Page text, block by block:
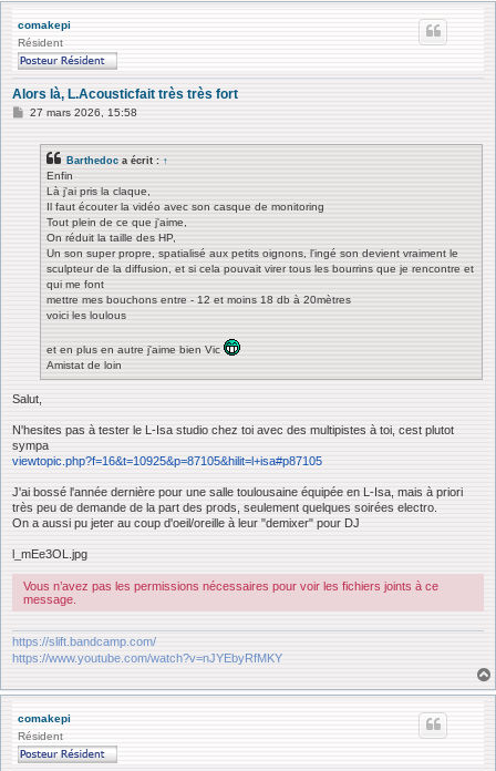
comakepi
Résident
Alors là, L.Acousticfait très très fort
M27 mars 2026, 15:58
Barthedoc a écrit : ↑
Enfin
Là j'ai pris la claque,
Il faut écouter la vidéo avec son casque de monitoring
Tout plein de ce que j'aime,
On réduit la taille des HP,
Un son super propre, spatialisé aux petits oignons, l'ingé son devient vraiment le
sculpteur de la diffusion, et si cela pouvait virer tous les bourrins que je rencontre et
qui me font
mettre mes bouchons entre - 12 et moins 18 db à 20mètres
voici les loulous
et en plus en autre j'aime bien Vic
Amistat de loin
Salut,
N'hesites pas à tester le L-Isa studio chez toi avec des multipistes à toi, cest plutot
sympa
viewtopic.php?f=16&t=10925&p=87105&hilit=l+isa#p87105
J'ai bossé l'année dernière pour une salle toulousaine équipée en L-Isa, mais à priori
très peu de demande de la part des prods, seulement quelques soirées electro.
On a aussi pu jeter au coup d'oeil/oreille à leur "demixer" pour DJ
l_mEe3OL.jpg
Vous n’avez pas les permissions nécessaires pour voir les fichiers joints à ce
message.
https://slift.bandcamp.com/
https://www.youtube.com/watch?v=nJYEbyRfMKY
comakepi
Résident